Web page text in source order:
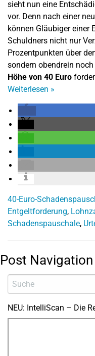
sieht nun eine
vor. Denn nach einer
können Gläubiger einer
Schuldners nicht nur
Prozentpunkten über
sondern obendrein
Höhe von 40 Euro
Weiterlesen »
40-Euro-
Entgeltforderung,
Schadenspauschale,
Post Navigation
NEU: IntelliScan – Die